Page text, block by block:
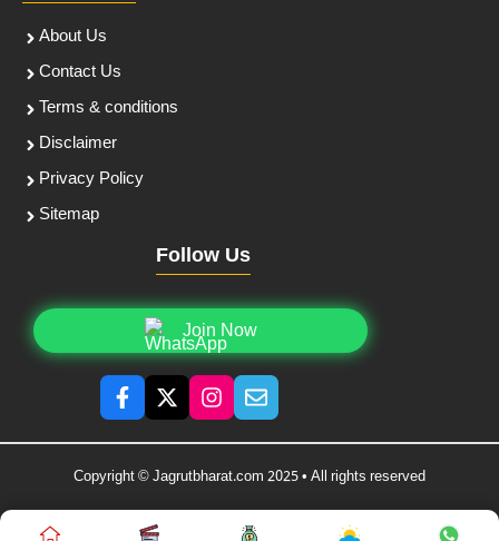
About Us
Contact Us
Terms & conditions
Disclaimer
Privacy Policy
Sitemap
Follow Us
Join Now
Copyright © Jagrutbharat.com 2025 • All rights reserved